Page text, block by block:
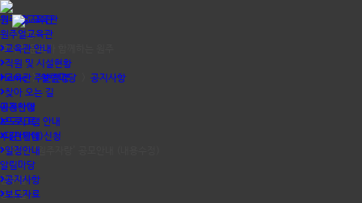
원주얼교육관
원주얼교육관
교육관 안내
직원 및 시설현황
교육관 주변전경
찾아 오는 길
이용안내
프로그램 안내
대관안내
일정안내
알림마당
공지사항
보도자료
원주 얼 교육관
공지사항
역사와 문화가 함께하는 원주
Home>알림마당 공지사항
공지사항
보도자료
수강(체험)신청
2023년 '원주자랑' 공모안내 (내용수정)
작성자
원주얼
등록일